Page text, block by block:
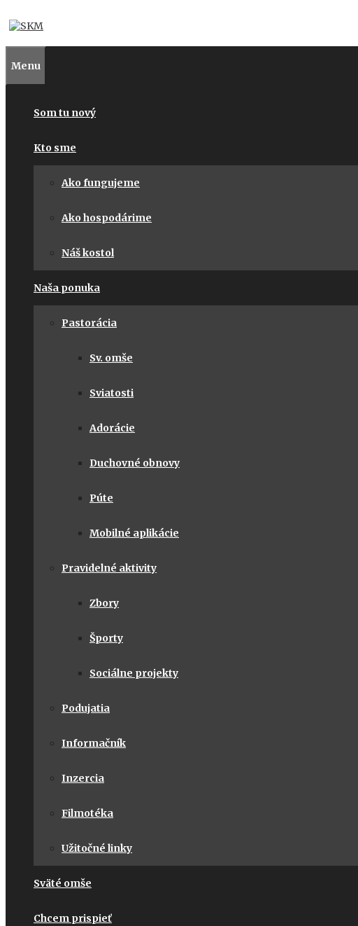
na
Menu
Som tu nový
Kto sme
Ako fungujeme
Ako hospodárime
Náš kostol
Naša ponuka
Pastorácia
Sv. omše
Sviatosti
Adorácie
Duchovné obnovy
Púte
Mobilné aplikácie
Pravidelné aktivity
Zbory
Športy
Sociálne projekty
Podujatia
Informačník
Inzercia
Filmotéka
Užitočné linky
Sväté omše
Chcem prispieť